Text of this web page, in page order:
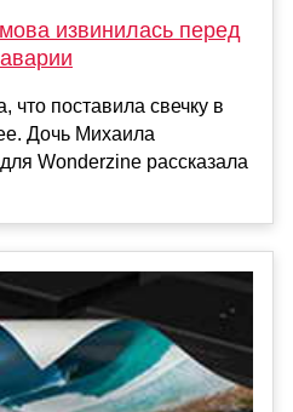
извинилась перед
что поставила свечку в
Дочь Михаила
Wonderzine рассказала